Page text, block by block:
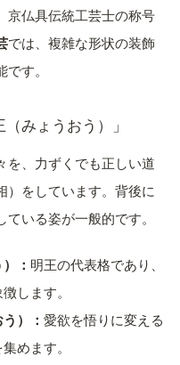
京仏具伝統工芸士の称号
では、複雑な形状の装飾
す。
みょうおう）」
を、力ずくでも正しい道
）をしています。背後に
いる姿が一般的です。
： 明王の代表格であり、
します。
）： 愛欲を悟りに変える
めます。